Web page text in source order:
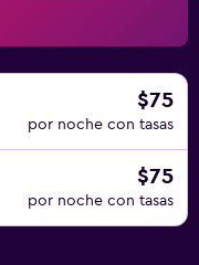
$75
por noche con tasas
$75
por noche con tasas